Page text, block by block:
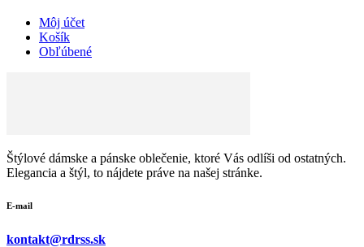
Môj účet
Košík
Obľúbené
Štýlové dámske a pánske oblečenie, ktoré Vás odlíši od ostatných.
Elegancia a štýl, to nájdete práve na našej stránke.
E-mail
kontakt@rdrss.sk